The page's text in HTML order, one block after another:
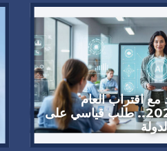
اقتراب العام
الدراسي 2026-2027.. طلب قياسي على